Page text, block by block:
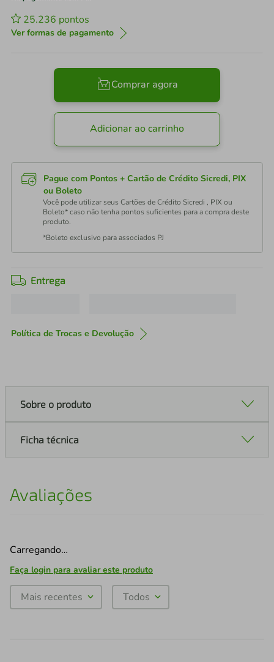
25.236 pontos
Ver formas de pagamento
Comprar agora
Adicionar ao carrinho
Pague com Pontos + Cartão de Crédito Sicredi, PIX
ou Boleto
Você pode utilizar seus Cartões de Crédito Sicredi , PIX ou
Boleto* caso não tenha pontos suficientes para a compra deste
produto.
*Boleto exclusivo para associados PJ
Entrega
Política de Trocas e Devolução
Sobre o produto
Ficha técnica
Avaliações
Carregando…
Faça login para avaliar este produto
Mais recentes Todos